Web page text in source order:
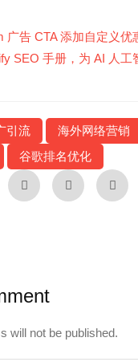
广告 CTA 添加自定义优
SEO 手册，为 AI 人工
引流
海外网络营销
谷歌排名优化
will not be published.